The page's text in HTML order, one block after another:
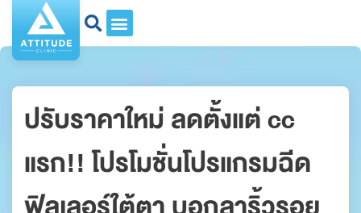
ปรับราคาใหม่ ลดตั้งแต่ cc
แรก!! โปรโมชั่นโปรแกรมฉีด